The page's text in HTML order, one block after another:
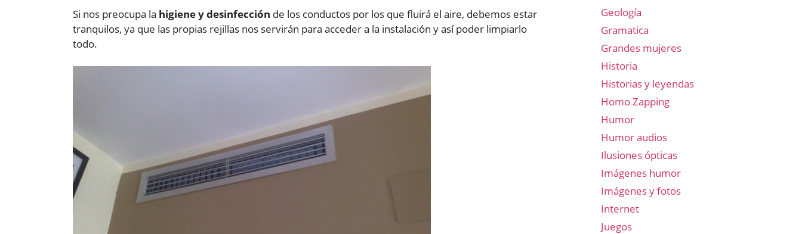
Si nos preocupa la higiene y desinfección de los conductos por los que fluirá el aire, debemos estar
tranquilos, ya que las propias rejillas nos servirán para acceder a la instalación y así poder limpiarlo
todo.
Geología
Gramatica
Grandes mujeres
Historia
Historias y leyendas
Homo Zapping
Humor
Humor audios
Ilusiones ópticas
Imágenes humor
Imágenes y fotos
Internet
Juegos